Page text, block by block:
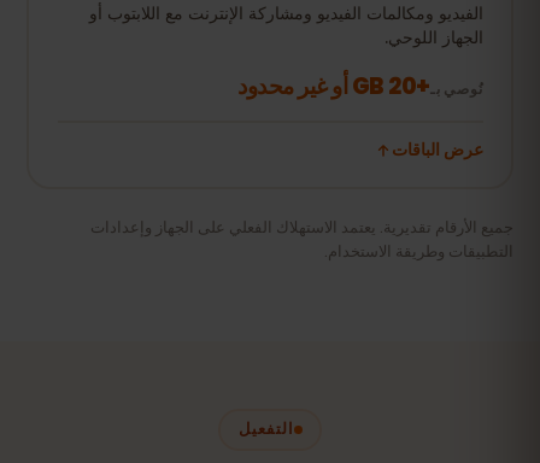
الفيديو ومكالمات الفيديو ومشاركة الإنترنت مع اللابتوب أو
الجهاز اللوحي.
نُوصي بـ+20 GB أو غير محدود
عرض الباقات
جميع الأرقام تقديرية. يعتمد الاستهلاك الفعلي على الجهاز وإعدادات
التطبيقات وطريقة الاستخدام.
التفعيل